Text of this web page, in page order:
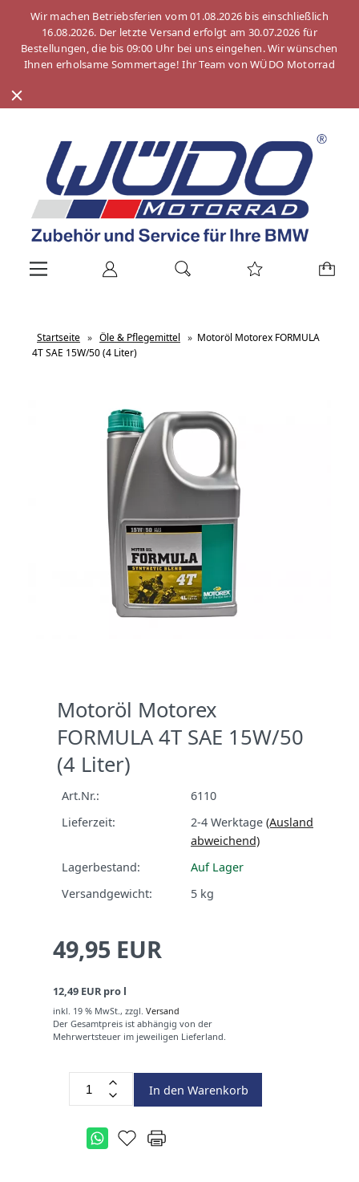
Wir machen Betriebsferien vom 01.08.2026 bis einschließlich
16.08.2026. Der letzte Versand erfolgt am 30.07.2026 für
Bestellungen, die bis 09:00 Uhr bei uns eingehen. Wir wünschen
Ihnen erholsame Sommertage! Ihr Team von WÜDO Motorrad
Startseite » Öle & Pflegemittel » Motoröl Motorex FORMULA
4T SAE 15W/50 (4 Liter)
Motoröl Motorex
FORMULA 4T SAE 15W/50
(4 Liter)
Art.Nr.:
6110
Lieferzeit:
2-4 Werktage (Ausland
abweichend)
Lagerbestand:
Auf Lager
Versandgewicht:
5 kg
49,95 EUR
12,49 EUR pro l
inkl. 19 % MwSt., zzgl. Versand
Der Gesamtpreis ist abhängig von der
Mehrwertsteuer im jeweiligen Lieferland.
In den Warenkorb